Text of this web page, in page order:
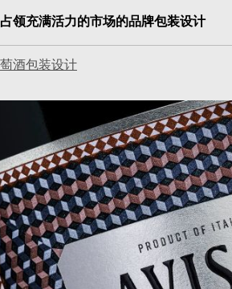
领充满活力的市场的品牌包装设计
酒包装设计